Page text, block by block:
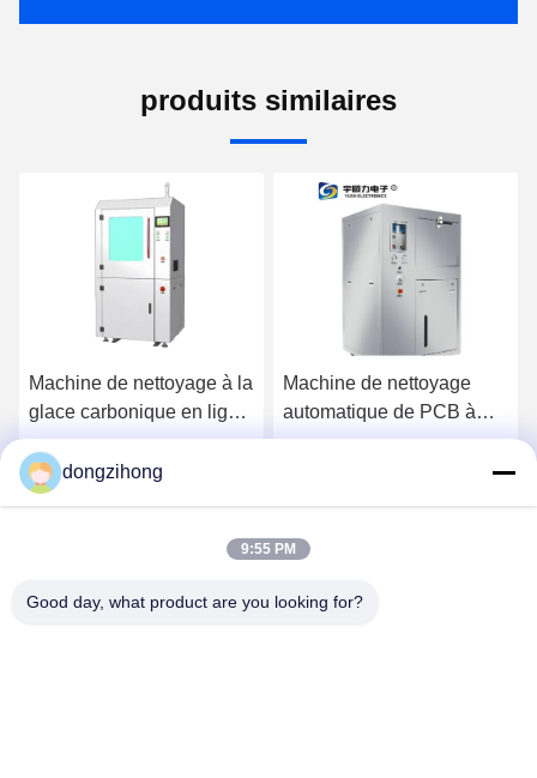
produits similaires
Machine de nettoyage à la
glace carbonique en ligne
à haut rendement avec
nettoyage non abrasif
Machine de nettoyage
automatique de PCB à
haut rendement avec
dongzihong
9:55 PM
Good day, what product are you looking for?